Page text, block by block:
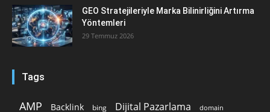
GEO Stratejileriyle Marka Bilinirliğini Artırma
Yöntemleri
29 Temmuz 2026
Tags
AMP Backlink bing Dijital Pazarlama domain